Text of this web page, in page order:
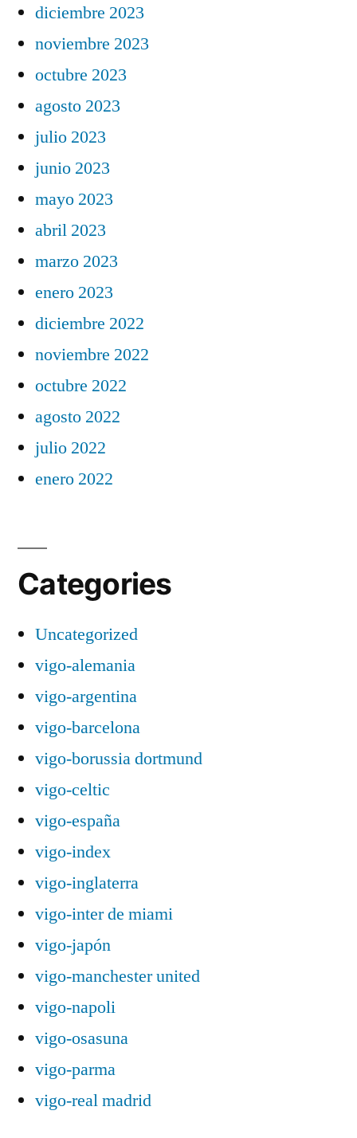
diciembre 2023
noviembre 2023
octubre 2023
agosto 2023
julio 2023
junio 2023
mayo 2023
abril 2023
marzo 2023
enero 2023
diciembre 2022
noviembre 2022
octubre 2022
agosto 2022
julio 2022
enero 2022
Categories
Uncategorized
vigo-alemania
vigo-argentina
vigo-barcelona
vigo-borussia dortmund
vigo-celtic
vigo-españa
vigo-index
vigo-inglaterra
vigo-inter de miami
vigo-japón
vigo-manchester united
vigo-napoli
vigo-osasuna
vigo-parma
vigo-real madrid